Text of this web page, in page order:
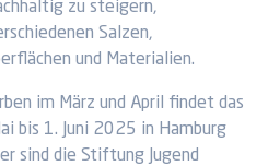
zu steigern,
Salzen,
und Materialien.
im März und April findet das
bis 1. Juni 2025 in Hamburg
sind die Stiftung Jugend